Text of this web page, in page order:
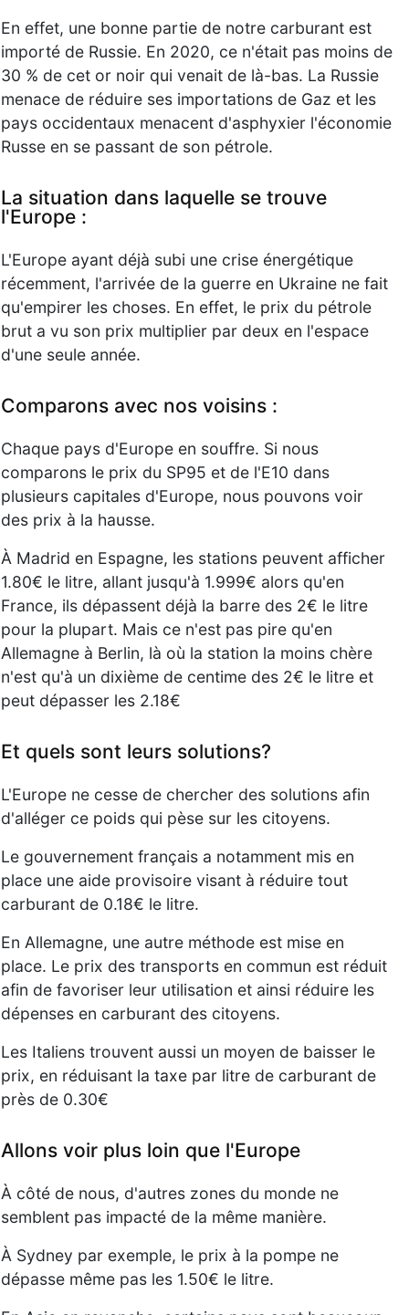
En effet, une bonne partie de notre carburant est
importé de Russie. En 2020, ce n'était pas moins de
30 % de cet or noir qui venait de là-bas. La Russie
menace de réduire ses importations de Gaz et les
pays occidentaux menacent d'asphyxier l'économie
Russe en se passant de son pétrole.
La situation dans laquelle se trouve
l'Europe :
L'Europe ayant déjà subi une crise énergétique
récemment, l'arrivée de la guerre en Ukraine ne fait
qu'empirer les choses. En effet, le prix du pétrole
brut a vu son prix multiplier par deux en l'espace
d'une seule année.
Comparons avec nos voisins :
Chaque pays d'Europe en souffre. Si nous
comparons le prix du SP95 et de l'E10 dans
plusieurs capitales d'Europe, nous pouvons voir
des prix à la hausse.
À Madrid en Espagne, les stations peuvent afficher
1.80€ le litre, allant jusqu'à 1.999€ alors qu'en
France, ils dépassent déjà la barre des 2€ le litre
pour la plupart. Mais ce n'est pas pire qu'en
Allemagne à Berlin, là où la station la moins chère
n'est qu'à un dixième de centime des 2€ le litre et
peut dépasser les 2.18€
Et quels sont leurs solutions?
L'Europe ne cesse de chercher des solutions afin
d'alléger ce poids qui pèse sur les citoyens.
Le gouvernement français a notamment mis en
place une aide provisoire visant à réduire tout
carburant de 0.18€ le litre.
En Allemagne, une autre méthode est mise en
place. Le prix des transports en commun est réduit
afin de favoriser leur utilisation et ainsi réduire les
dépenses en carburant des citoyens.
Les Italiens trouvent aussi un moyen de baisser le
prix, en réduisant la taxe par litre de carburant de
près de 0.30€
Allons voir plus loin que l'Europe
À côté de nous, d'autres zones du monde ne
semblent pas impacté de la même manière.
À Sydney par exemple, le prix à la pompe ne
dépasse même pas les 1.50€ le litre.